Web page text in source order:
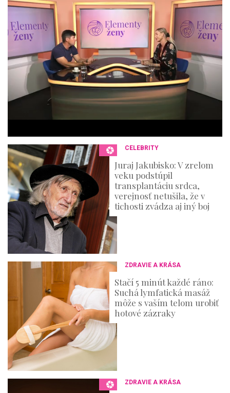
f
m
i
t
e
6
d
s
CELEBRITY
Juraj Jakubisko: V zrelom
veku podstúpil
transplantáciu srdca,
verejnosť netušila, že v
tichosti zvádza aj iný boj
ZDRAVIE A KRÁSA
Stačí 5 minút každé ráno:
Suchá lymfatická masáž
môže s vaším telom urobiť
hotové zázraky
ZDRAVIE A KRÁSA